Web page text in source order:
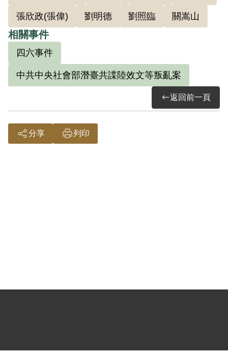
張欣政(張偉) 劉明德 劉照臨 關嵩山
相關事件
四六事件
中共中央社會部潛臺共諜陸效文等叛亂案
返回前一頁
分享 列印